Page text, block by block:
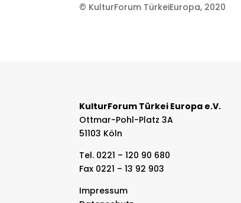
© KulturForum TürkeiEuropa, 2020
KulturForum Türkei Europa e.V.
Ottmar-Pohl-Platz 3A
51103 Köln
Tel. 0221 – 120 90 680
Fax 0221 – 13 92 903
Impressum